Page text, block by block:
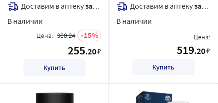
Доставим в аптекузавтра
В наличии
Цена: 300.24 15
255.20₽
Купить
Доставим в аптекузавтра
В наличии
Цена:
519.20₽
Купить